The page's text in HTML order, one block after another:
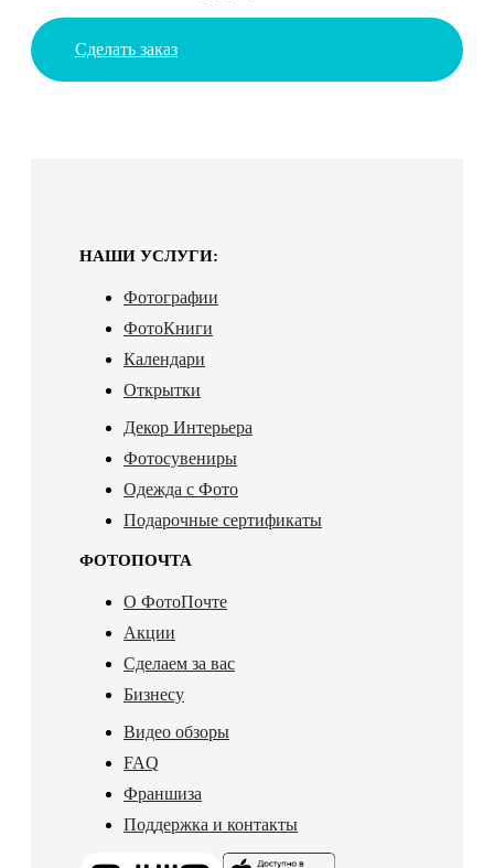
Сделать заказ
НАШИ УСЛУГИ:
Фотографии
ФотоКниги
Календари
Открытки
Декор Интерьера
Фотосувениры
Одежда с Фото
Подарочные сертификаты
ФОТОПОЧТА
О ФотоПочте
Акции
Сделаем за вас
Бизнесу
Видео обзоры
FAQ
Франшиза
Поддержка и контакты